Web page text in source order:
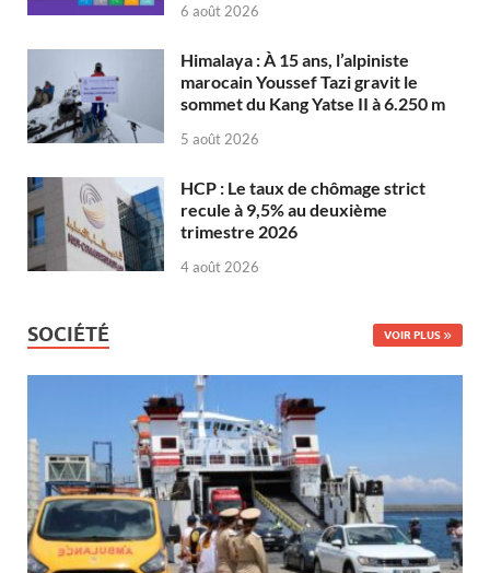
6 août 2026
Himalaya : À 15 ans, l’alpiniste
marocain Youssef Tazi gravit le
sommet du Kang Yatse II à 6.250 m
5 août 2026
HCP : Le taux de chômage strict
recule à 9,5% au deuxième
trimestre 2026
4 août 2026
SOCIÉTÉ VOIR PLUS